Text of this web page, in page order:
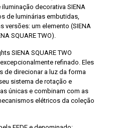
decorativa SIENA
de luminárias embutidas,
versões: um elemento (SIENA
SQUARE TWO).
SIENA SQUARE TWO
refinado. Eles
de direcionar a luz da forma
sistema de rotação e
únicas e combinam com as
elétricos da coleção